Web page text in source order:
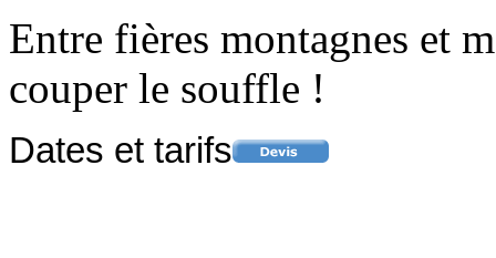
Entre fières montagnes et
couper le souffle !
Dates et tarifs